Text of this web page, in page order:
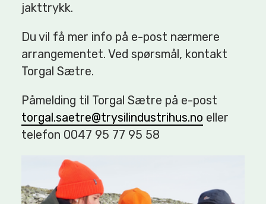
jakttrykk.
Du vil få mer info på e-post nærmere
arrangementet. Ved spørsmål, kontakt
Torgal Sætre.
Påmelding til Torgal Sætre på e-post
torgal.saetre@trysilindustrihus.no eller
telefon 0047 95 77 95 58